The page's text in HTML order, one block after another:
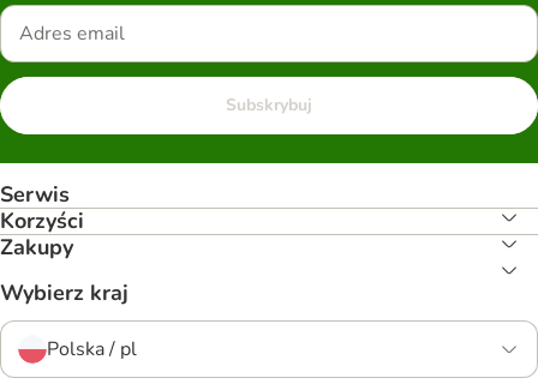
Subskrybuj
Serwis
Korzyści
Zakupy
Wybierz kraj
Polska / pl